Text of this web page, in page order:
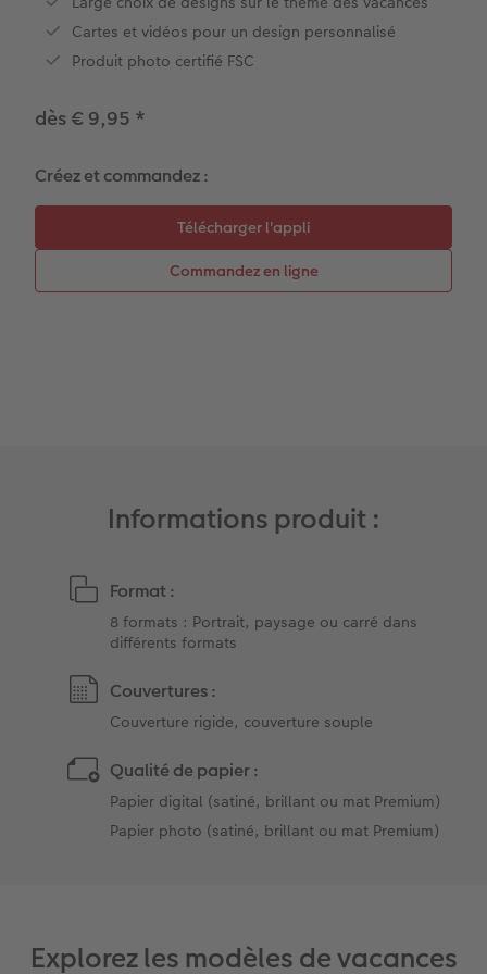
Effet relief
Extras
Art Collection
Modes de commande
Autocollants photo
Boîte photo souvenirs
Cadres photo
Créez votre photo d'identité
Accessoires
Formats photo
Cartes et vidéos pour un design personnalisé
Produit photo certifié FSC
dès € 9,95 *
Créez et commandez :
Informations produit :
Format :
8 formats : Portrait, paysage ou carré dans
différents formats
Couvertures :
Couverture rigide, couverture souple
Qualité de papier :
Papier digital (satiné, brillant ou mat Premium)
Papier photo (satiné, brillant ou mat Premium)
Explorez les modèles de vacances